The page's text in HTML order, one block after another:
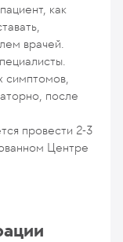
как
врачей.
симптомов,
после
провести 2-3
Центре